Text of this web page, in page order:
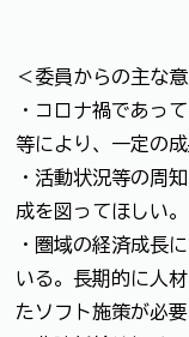
＜委員からの主な
・コロナ禍であっ
等により、一定の
・活動状況等の周
成を図ってほしい。
・圏域の経済成長
いる。長期的に人
たソフト施策が必要